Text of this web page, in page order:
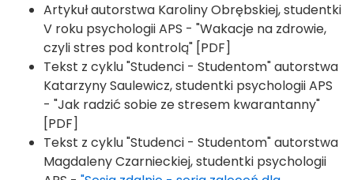
Artykuł autorstwa Karoliny Obrębskiej, studentki
V roku psychologii APS - "Wakacje na zdrowie,
czyli stres pod kontrolą" [PDF]
Tekst z cyklu "Studenci - Studentom" autorstwa
Katarzyny Saulewicz, studentki psychologii APS
- "Jak radzić sobie ze stresem kwarantanny"
[PDF]
Tekst z cyklu "Studenci - Studentom" autorstwa
Magdaleny Czarnieckiej, studentki psychologii